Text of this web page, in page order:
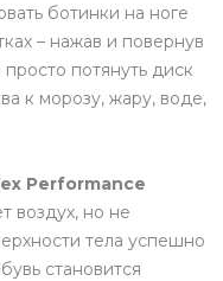
ботинки на ноге
– нажав и повернув
потянуть диск
к морозу, жару, воде,
Performance
воздух, но не
тела успешно
становится